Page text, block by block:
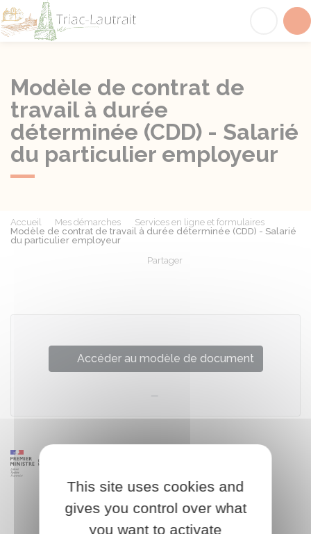
Modèle de contrat de
travail à durée
déterminée (CDD) - Salarié
du particulier employeur
Accueil Mes démarches
Services en ligne et formulaires
Modèle de contrat de travail à durée déterminée (CDD) - Salarié
du particulier employeur
Partager
Accéder au modèle de document
This site uses cookies and
gives you control over what
you want to activate